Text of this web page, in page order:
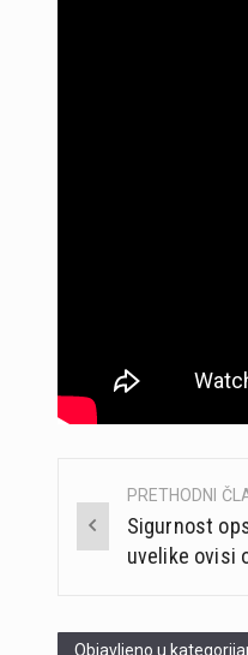
Post
navigation
PRETHODNI
Sigurnost
uvelike ovisi
Objavljeno u